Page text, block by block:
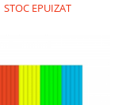
STOC EPUIZAT